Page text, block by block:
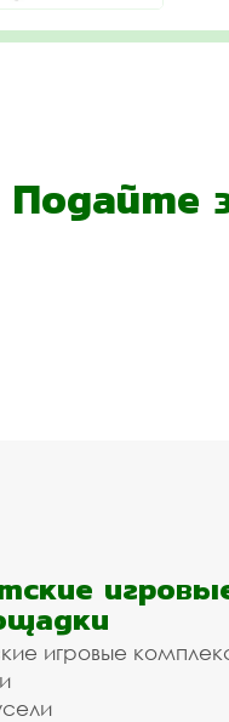
Подайте
игровые